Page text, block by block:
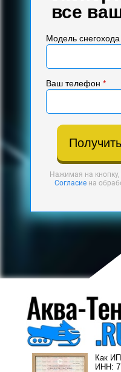
все
Модель снегохода
Ваш телефон *
Нажимая на
Согласие на
Как
ИНН: